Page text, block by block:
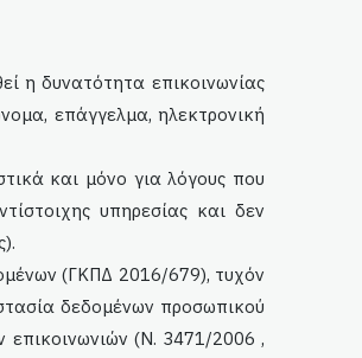
η δυνατότητα επικοινωνίας
επάγγελμα, ηλεκτρονική
και μόνο για λόγους που
υπηρεσίας και δεν
(ΓΚΠΔ 2016/679), τυχόν
δεδομένων προσωπικού
επικοινωνιών (Ν. 3471/2006 ,